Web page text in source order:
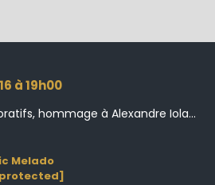
à 19h00
hommage à Alexandre Iola...
Melado